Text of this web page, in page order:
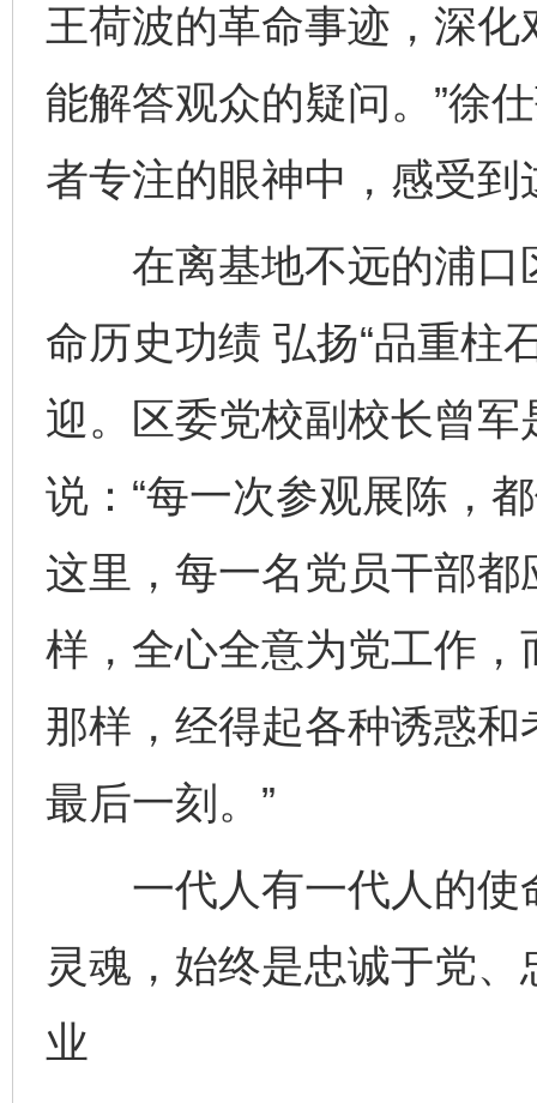
王荷波的革命事迹，深
能解答观众的疑问。”徐
者专注的眼神中，感受
在离基地不远的浦口
命历史功绩 弘扬“品重柱
迎。区委党校副校长曾
说：“每一次参观展陈，
这里，每一名党员干部
样，全心全意为党工作
那样，经得起各种诱惑
最后一刻。”
一代人有一代人的使
灵魂，始终是忠诚于党
业